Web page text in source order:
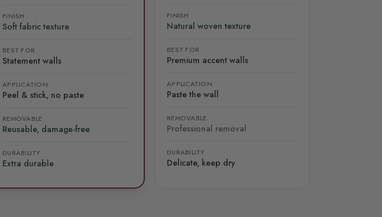
FINISH
Soft fabric texture
BEST FOR
Statement walls
APPLICATION
Peel & stick, no paste
REMOVABLE
Reusable, damage-free
DURABILITY
Extra durable
FINISH
Natural woven texture
BEST FOR
Premium accent walls
APPLICATION
Paste the wall
REMOVABLE
Professional removal
DURABILITY
Delicate, keep dry